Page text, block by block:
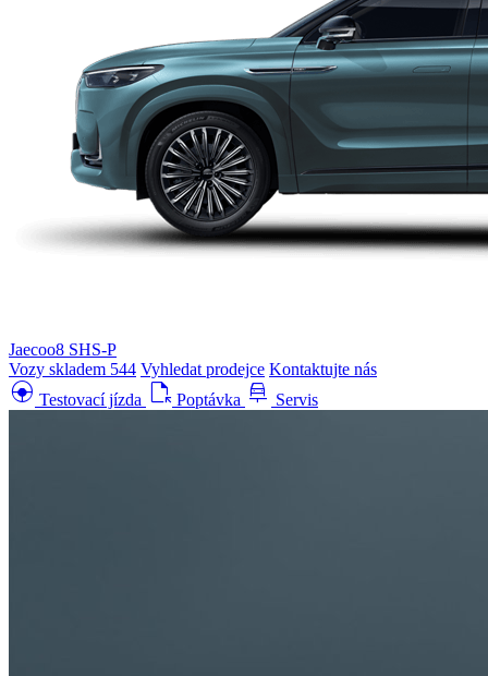
Jaecoo8 SHS-P
Vozy skladem 544 Vyhledat prodejce Kontaktujte nás
search_hands_free Testovací jízda file_open Poptávka car_repair Servis